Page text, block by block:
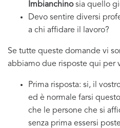
Imbianchinosia quello
Devo sentire diversi
a chi affidare il lavoro?
Se tutte queste domande vi
abbiamo due risposte qui per
Prima risposta: si, il
ed è normale farsi
che le persone che si
senza prima essersi